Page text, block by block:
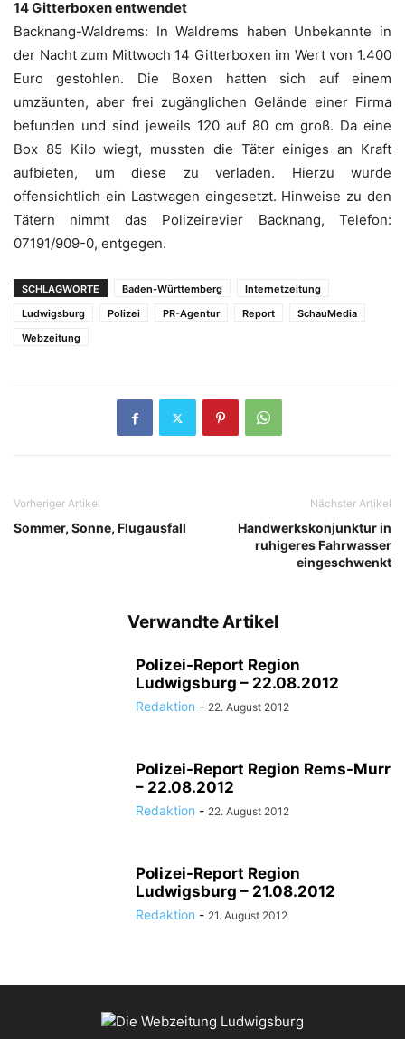
14 Gitterboxen entwendet
Backnang-Waldrems: In Waldrems haben Unbekannte in
der Nacht zum Mittwoch 14 Gitterboxen im Wert von 1.400
Euro gestohlen. Die Boxen hatten sich auf einem
umzäunten, aber frei zugänglichen Gelände einer Firma
befunden und sind jeweils 120 auf 80 cm groß. Da eine
Box 85 Kilo wiegt, mussten die Täter einiges an Kraft
aufbieten, um diese zu verladen. Hierzu wurde
offensichtlich ein Lastwagen eingesetzt. Hinweise zu den
Tätern nimmt das Polizeirevier Backnang, Telefon:
07191/909-0, entgegen.
SCHLAGWORTE Baden-Württemberg
Internetzeitung
Ludwigsburg
Polizei PR-Agentur Report
SchauMedia
Webzeitung
Vorheriger Artikel
Sommer, Sonne, Flugausfall
Nächster Artikel
Handwerkskonjunktur in
ruhigeres Fahrwasser
eingeschwenkt
Verwandte Artikel
Polizei-Report Region
Ludwigsburg – 22.08.2012
Redaktion - 22. August 2012
Polizei-Report Region Rems-Murr
– 22.08.2012
Redaktion - 22. August 2012
Polizei-Report Region
Ludwigsburg – 21.08.2012
Redaktion - 21. August 2012